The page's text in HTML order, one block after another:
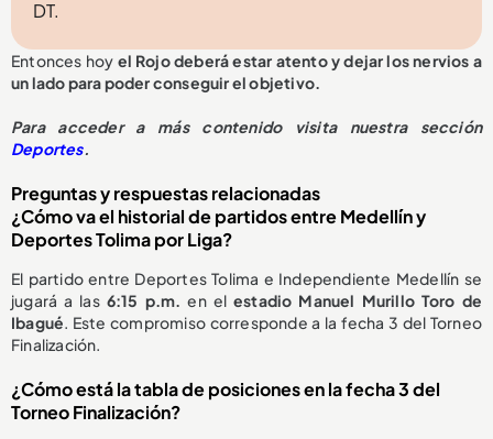
DT.
Entonces hoy el Rojo deberá estar atento y dejar los nervios a
un lado para poder conseguir el objetivo.
Para acceder a más contenido visita nuestra sección
Deportes.
Preguntas y respuestas relacionadas
¿Cómo va el historial de partidos entre Medellín y
Deportes Tolima por Liga?
El partido entre Deportes Tolima e Independiente Medellín se
jugará a las 6:15 p.m. en elestadio Manuel Murillo Toro de
Ibagué. Este compromiso corresponde a la fecha 3 del Torneo
Finalización.
¿Cómo está la tabla de posiciones en la fecha 3 del
Torneo Finalización?